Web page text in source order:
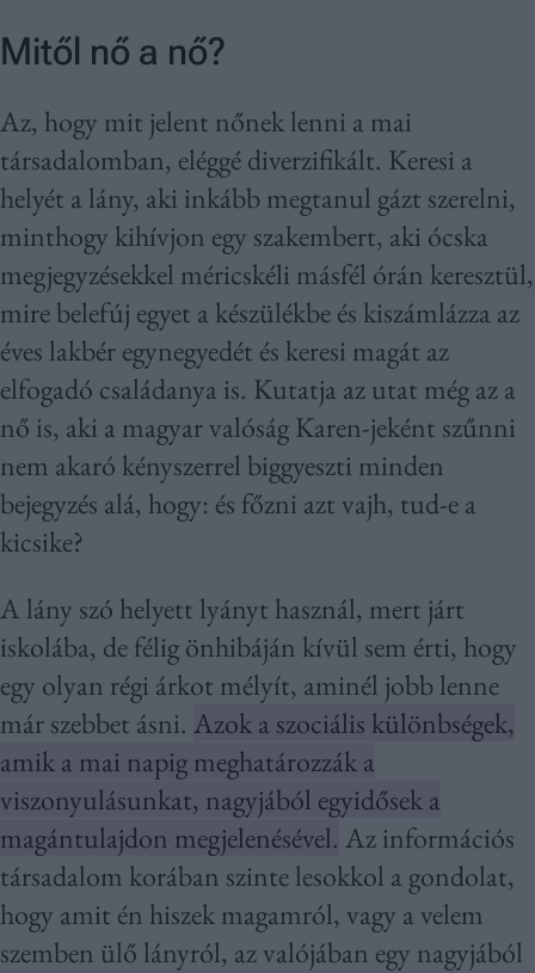
Mitől nő a nő?
Az, hogy mit jelent nőnek lenni a mai
társadalomban, eléggé diverzifikált. Keresi a
helyét a lány, aki inkább megtanul gázt szerelni,
minthogy kihívjon egy szakembert, aki ócska
megjegyzésekkel méricskéli másfél órán keresztül,
mire belefúj egyet a készülékbe és kiszámlázza az
éves lakbér egynegyedét és keresi magát az
elfogadó családanya is. Kutatja az utat még az a
nő is, aki a magyar valóság Karen-jeként szűnni
nem akaró kényszerrel biggyeszti minden
bejegyzés alá, hogy: és főzni azt vajh, tud-e a
kicsike?
A lány szó helyett lyányt használ, mert járt
iskolába, de félig önhibáján kívül sem érti, hogy
egy olyan régi árkot mélyít, aminél jobb lenne
már szebbet ásni. Azok a szociális különbségek,
amik a mai napig meghatározzák a
viszonyulásunkat, nagyjából egyidősek a
magántulajdon megjelenésével. Az információs
társadalom korában szinte lesokkol a gondolat,
hogy amit én hiszek magamról, vagy a velem
szemben ülő lányról, az valójában egy nagyjából